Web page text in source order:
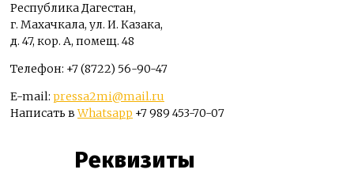
Республика Дагестан,
г. Махачкала, ул. И. Казака,
д. 47, кор. А, помещ. 48
Телефон: +7 (8722) 56-90-47
E-mail: pressa2mi@mail.ru
Написать вWhatsapp +7 989 453-70-07
Реквизиты